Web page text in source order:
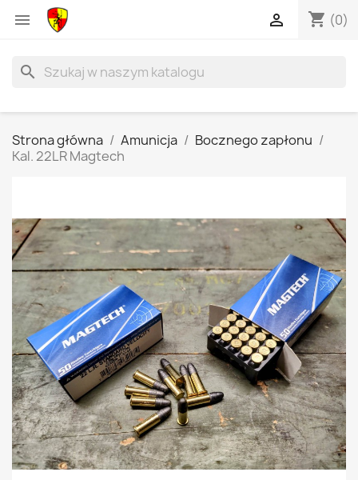
 shopping_cart (0)

search
Strona główna Amunicja
Bocznego zapłonu
Kal. 22LR Magtech